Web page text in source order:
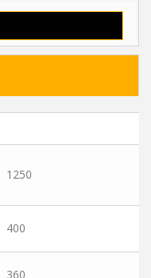
1250
400
360